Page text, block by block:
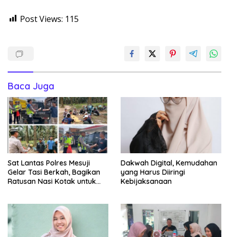
Post Views: 115
Baca Juga
Sat Lantas Polres Mesuji
Gelar Tasi Berkah, Bagikan
Ratusan Nasi Kotak untuk
Dakwah Digital, Kemudahan
yang Harus Diiringi
Kebijaksanaan